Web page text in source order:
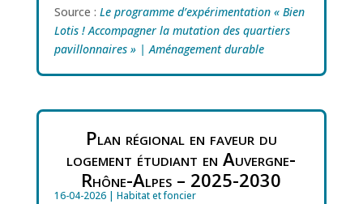
Source : Le programme d’expérimentation « Bien
Lotis ! Accompagner la mutation des quartiers
pavillonnaires » | Aménagement durable
Plan régional en faveur du
logement étudiant en Auvergne-
Rhône-Alpes – 2025-2030
16-04-2026| Habitat et foncier